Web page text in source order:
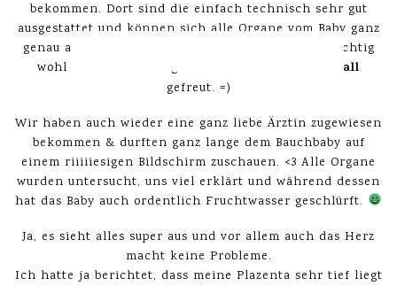
bekommen. Dort sind die einfach technisch sehr gut
ausgestattet und können sich alle Organe vom Baby ganz
genau angucken. Außerdem fühle ich mich dort richtig
wohl und habe mich ganz doll auf den
Ultraschall
gefreut. =)
Wir haben auch wieder eine ganz liebe Ärztin zugewiesen
bekommen & durften ganz lange dem Bauchbaby auf
einem riiiiiesigen Bildschirm zuschauen. <3 Alle Organe
wurden untersucht, uns viel erklärt und während dessen
hat das Baby auch ordentlich Fruchtwasser geschlürft.
Ja, es sieht alles super aus und vor allem auch das Herz
macht keine Probleme.
Ich hatte ja berichtet, dass meine Plazenta sehr tief liegt